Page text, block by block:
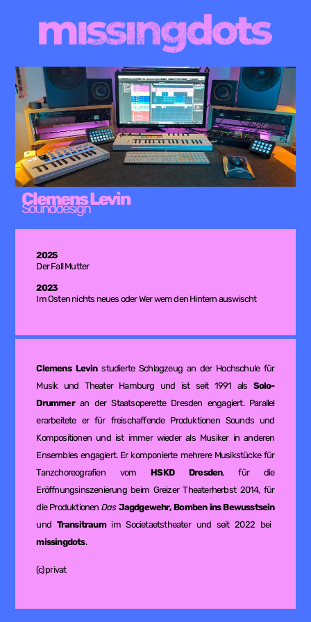
Clemens Levin
Sounddesign
2025
Der Fall Mutter
2023
Im Osten nichts neues oder Wer wem den Hintern auswischt
Clemens Levinstudierte Schlagzeug an der Hochschule für
Musik und Theater Hamburg und ist seit 1991 als Solo-
Drummeran der Staatsoperette Dresden engagiert. Parallel
erarbeitete er für freischaffende Produktionen Sounds und
Kompositionen und ist immer wieder als Musiker in anderen
Ensembles engagiert. Er komponierte mehrere Musikstücke für
Tanzchoreografien vomHSKD Dresden, für die
Eröffnungsinszenierung beim Greizer Theaterherbst 2014, für
die Produktionen Das Jagdgewehr, Bomben ins Bewusstsein
und Transitraum im Societaetstheater und seit 2022 bei
missingdots.
(c) privat